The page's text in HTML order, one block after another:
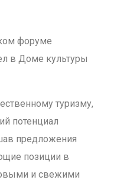
форуме
в Доме культуры
туризму,
потенциал
предложения
позиции в
и свежими